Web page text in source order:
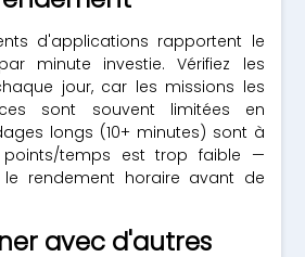
d'applications rapportent le
minute investie. Vérifiez les
jour, car les missions les
sont souvent limitées en
longs (10+ minutes) sont à
temps est trop faible —
le rendement horaire avant de
avec d'autres